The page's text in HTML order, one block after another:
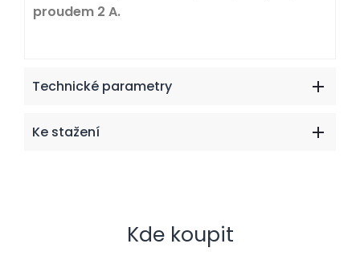
proudem 2 A.
Technické parametry
Ke stažení
Kde koupit